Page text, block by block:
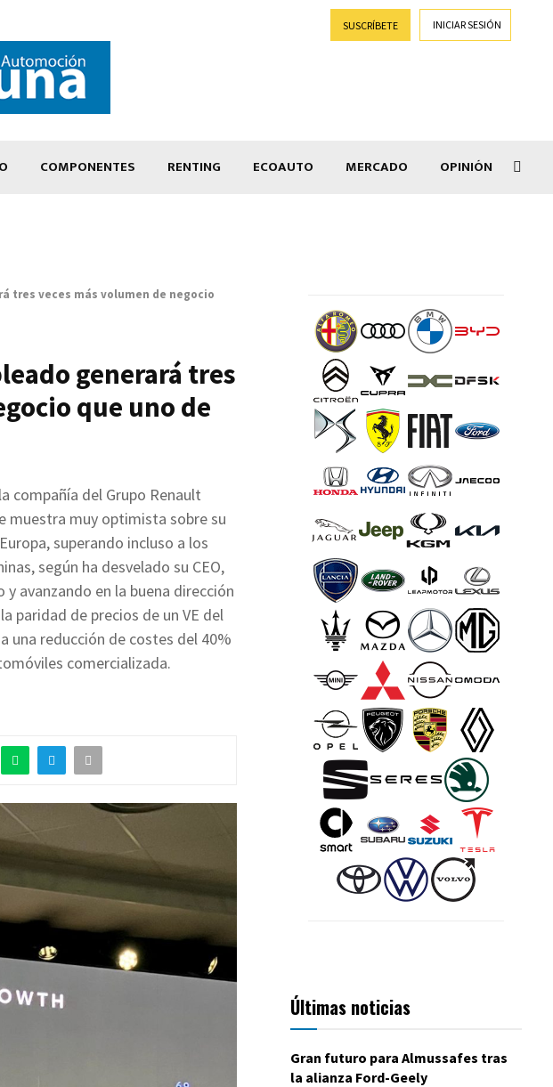
SUSCRÍBETE INICIAR SESIÓN
COMPONENTES RENTING ECOAUTO MERCADO OPINIÓN
tres veces más volumen de negocio
generará tres
que uno de
compañía del Grupo Renault
muestra muy optimista sobre su
superando incluso a los
según ha desvelado su CEO,
avanzando en la buena dirección
paridad de precios de un VE del
una reducción de costes del 40%
comercializada.
Últimas noticias
Gran futuro para Almussafes tras
la alianza Ford-Geely